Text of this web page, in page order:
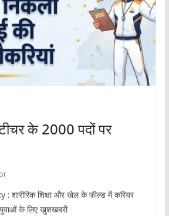
के 2000 पदों पर
शारीरिक शिक्षा और खेल के फील्ड में करियर
के लिए खुशखबरी